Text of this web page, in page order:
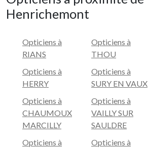
Henrichemont
Opticiens à
RIANS
Opticiens à
HERRY
Opticiens à
CHAUMOUX
MARCILLY
Opticiens à
Opticiens à
THOU
Opticiens à
SURY EN VAUX
Opticiens à
VAILLY SUR
SAULDRE
Opticiens à